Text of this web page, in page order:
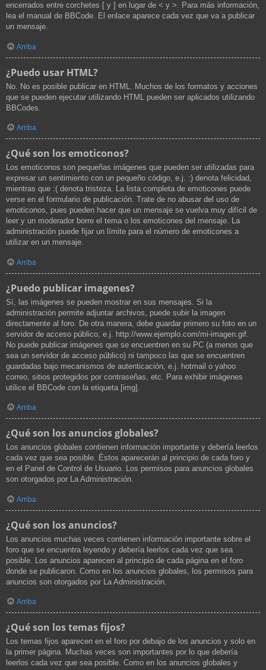
encerrados entre corchetes [ y ] en lugar de < y >. Para más información,
lea el manual de BBCode. El enlace aparece cada vez que va a publicar
un mensaje.
Arriba
¿Puedo usar HTML?
No. No es posible publicar en HTML. Muchos de los formatos y acciones
que se pueden ejecutar utilizando HTML pueden ser aplicados utilizando
BBCodes.
Arriba
¿Qué son los emoticonos?
Los emoticonos son pequeñas imágenes que pueden ser utilizadas para
expresar un sentimiento con un pequeño código, e.j. :) denota felicidad,
mientras que :( denota tristeza. La lista completa de emoticones puede
verse en el formulario de publicación. Trate de no abusar del uso de
emoticonos, pues pueden hacer que un mensaje se vuelva muy difícil de
leer y un moderador borre el tema o los emoticones del mensaje. La
administración puede fijar un límite para el número de emoticones a
utilizar en un mensaje.
Arriba
¿Puedo publicar imagenes?
Sí, las imágenes se pueden mostrar en sus mensajes. Si la
administración permite adjuntar archivos, puede subir la imagen
directamente al foro. De otra manera, debe guardar primero su foto en un
servidor de acceso público, e.j. http://www.ejemplo.com/mi-imagen.gif.
No puede publicar imágenes que se encuentren en su PC (a menos que
sea un servidor de acceso público) ni tampoco las que se encuentren
guardadas bajo mecanismos de autenticación, e.j. hotmail o yahoo
correo, sitios protegidos por contraseñas, etc. Para exhibir imágenes
utilice el BBCode con la etiqueta [img].
Arriba
¿Qué son los anuncios globales?
Los anuncios globales contienen información importante y debería leerlos
cada vez que sea posible. Éstos aparecerán al principio de cada foro y
en el Panel de Control de Usuario. Los permisos para anuncios globales
son otorgados por La Administración.
Arriba
¿Qué son los anuncios?
Los anuncios muchas veces contienen información importante sobre el
foro que se encuentra leyendo y debería leerlos cada vez que sea
posible. Los anuncios aparecen al principio de cada página en el foro
donde se publicaron. Como en los anuncios globales, los permisos para
anuncios son otorgados por La Administración.
Arriba
¿Qué son los temas fijos?
Los temas fijos aparecen en el foro por debajo de los anuncios y solo en
la primer página. Muchas veces son importantes por lo que debería
leerlos cada vez que sea posible. Como en los anuncios globales y